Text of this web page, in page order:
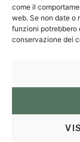
come il
web. Se non date o
funzioni potrebbero
conservazione dei